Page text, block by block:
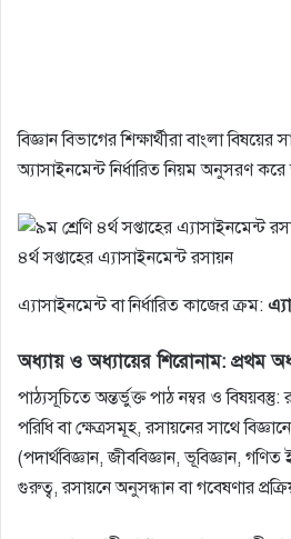
বিজ্ঞান বিভাগের শিক্ষার্থীরা বাংলা বিষয়ের
অ্যাসাইনমেন্ট নির্ধারিত নিয়ম অনুসরণ করে
৪র্থ সপ্তাহের এ্যাসাইনমেন্ট রসায়ন
এ্যাসাইনমেন্ট বা নির্ধারিত কাজের ক্রম:
অধ্যায় ও অধ্যায়ের শিরােনাম: প্রথম
পাঠ্যসূচিতে অন্তর্ভুক্ত পাঠ নম্বর ও
পরিধি বা ক্ষেত্রসমূহ, রসায়নের সাথে
(পদার্থবিজ্ঞান, জীববিজ্ঞান, ভূবিজ্ঞান,
গুরুত্ব, রসায়নে অনুসন্ধান বা গবেষণার